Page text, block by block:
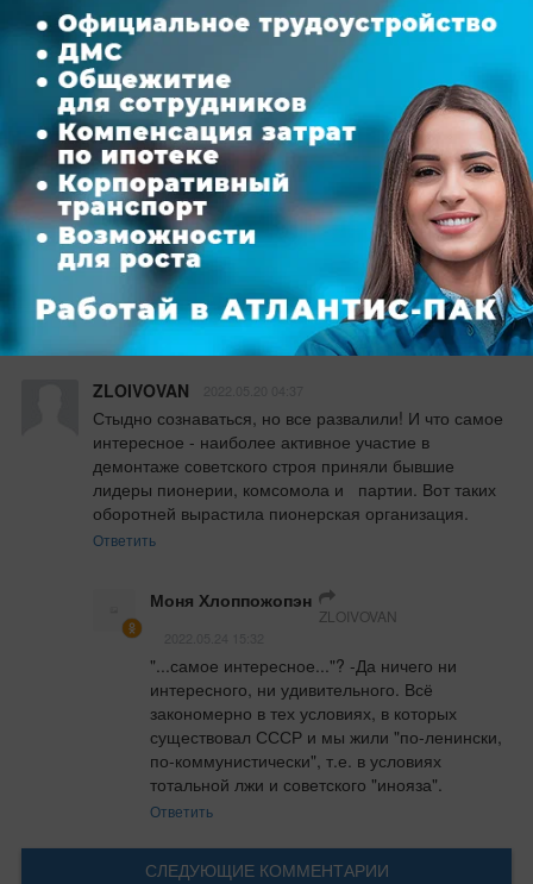
Ответить
Патриот 2022.05.20 11:02
Да уж... просрали и развалили всё, что долгие
десятилетия строила вся наша Великая Страна...
Стыдно... А написать-то нынешней молодёжи
потомкам НЕЧЕГО(
Ответить 1
гость 2022.05.20 07:30
Такую страну просрали!
Ответить
ZLOIVOVAN
Стыдно сознаваться, но все развалили! И что самое
интересное - наиболее активное участие в
демонтаже советского строя приняли бывшие
лидеры пионерии, комсомола и   партии. Вот таких
оборотней вырастила пионерская организация.
Ответить
Моня Хлоппожопэн
ZLOIVOVAN
"...самое интересное..."? -Да ничего ни
интересного, ни удивительного. Всё
закономерно в тех условиях, в которых
существовал СССР и мы жили "по-ленински,
по-коммунистически", т.е. в условиях
тотальной лжи и советского "инояза".
Ответить
СЛЕДУЮЩИЕ КОММЕНТАРИИ